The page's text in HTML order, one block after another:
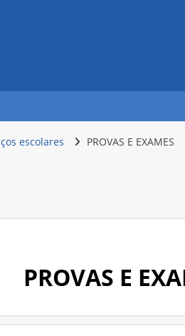
escolares PROVAS E EXAMES
PROVAS E